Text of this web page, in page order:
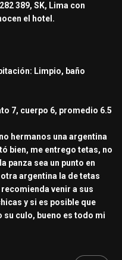
389, SK, Lima con
el hotel.
Limpio, baño
7, cuerpo 6, promedio 6.5
hermanos una argentina
bien, me entrego tetas, no
panza sea un punto en
argentina la de tetas
venir a sus
y si es posible que
su culo, bueno es todo mi